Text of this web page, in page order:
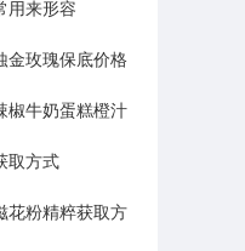
用来形容
金玫瑰保底价格
椒牛奶蛋糕橙汁
取方式
花粉精粹获取方